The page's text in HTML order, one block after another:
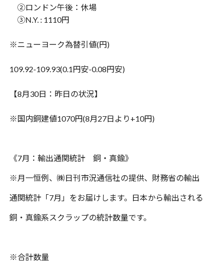
②ロンドン午後：休場
③N.Y. : 1110円
※ニューヨーク為替引値(円)
109.92-109.93(0.1円安-0.08円安)
【8月30日：昨日の状況】
※国内銅建値1070円(8月27日より +10円)
《7月：輸出通関統計 銅・真鍮》
※月一恒例、㈱日刊市況通信社の提供、財務省の輸出
通関統計「7月」をお届けします。日本から輸出される
銅・真鍮系スクラップの統計数量です。
※合計数量